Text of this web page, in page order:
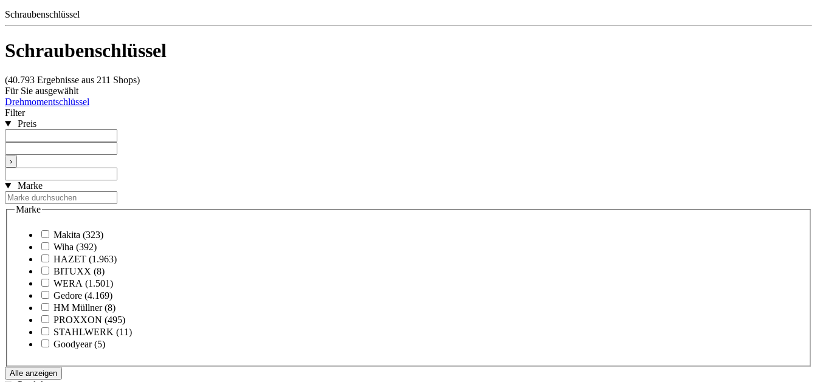
Schraubenschlüssel
Schraubenschlüssel
(40.793 Ergebnisse aus 211 Shops)
Für Sie ausgewählt
Drehmomentschlüssel
Filter
Preis
›
Marke
Marke
Makita (323)
Wiha (392)
HAZET (1.963)
BITUXX (8)
WERA (1.501)
Gedore (4.169)
HM Müllner (8)
PROXXON (495)
STAHLWERK (11)
Goodyear (5)
Alle anzeigen